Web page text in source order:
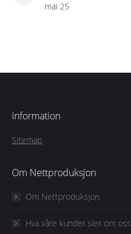
mai 25
Information
Sitemap
Om Nettproduksjon
Om Nettproduksjon
Hva våre kunder sier om oss